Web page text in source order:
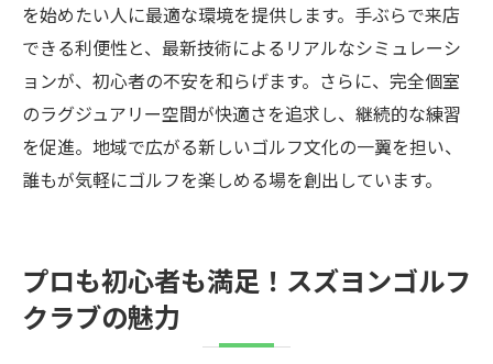
を始めたい人に最適な環境を提供します。手ぶらで来店
できる利便性と、最新技術によるリアルなシミュレーシ
ョンが、初心者の不安を和らげます。さらに、完全個室
のラグジュアリー空間が快適さを追求し、継続的な練習
を促進。地域で広がる新しいゴルフ文化の一翼を担い、
誰もが気軽にゴルフを楽しめる場を創出しています。
プロも初心者も満足！スズヨンゴルフ
クラブの魅力